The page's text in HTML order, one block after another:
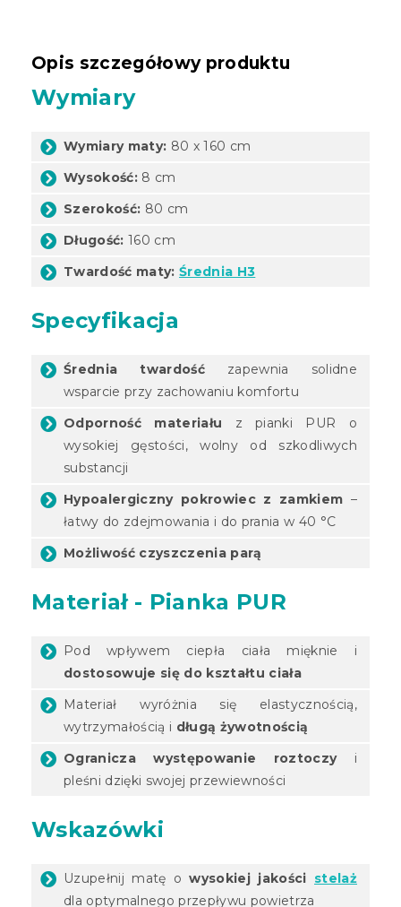
Opis szczegółowy produktu
Wymiary
Wymiary maty: 80 x 160 cm
Wysokość: 8 cm
Szerokość: 80 cm
Długość: 160 cm
Twardość maty: Średnia H3
Specyfikacja
Średnia twardość zapewnia solidne
wsparcie przy zachowaniu komfortu
Odporność materiału z pianki PUR o
wysokiej gęstości, wolny od szkodliwych
substancji
Hypoalergiczny pokrowiec z zamkiem –
łatwy do zdejmowania i do prania w 40 °C
Możliwość czyszczenia parą
Materiał - Pianka PUR
Pod wpływem ciepła ciała mięknie i
dostosowuje się do kształtu ciała
Materiał wyróżnia się elastycznością,
wytrzymałością i długą żywotnością
Ogranicza występowanie roztoczyi
pleśni dzięki swojej przewiewności
Wskazówki
Uzupełnij matę owysokiej jakości stelaż
dla optymalnego przepływu powietrza